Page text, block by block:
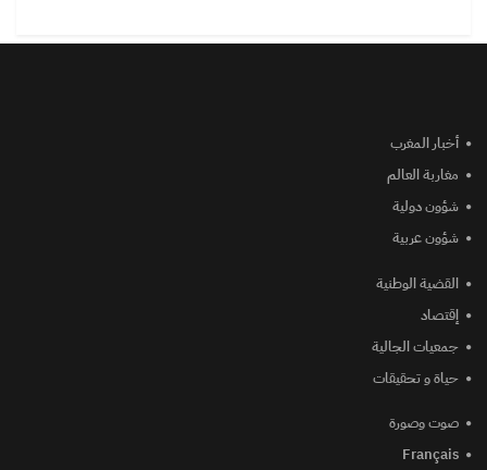
أخبار المغرب
مغاربة العالم
شؤون دولية
شؤون عربية
القضية الوطنية
إقتصاد
جمعيات الجالية
حياة و تحقيقات
صوت وصورة
Français